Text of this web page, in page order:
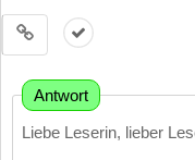
Antwort
Liebe Leserin, lieber